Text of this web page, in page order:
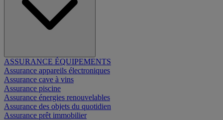
ASSURANCE ÉQUIPEMENTS
Assurance appareils électroniques
Assurance cave à vins
Assurance piscine
Assurance énergies renouvelables
Assurance des objets du quotidien
Assurance prêt immobilier